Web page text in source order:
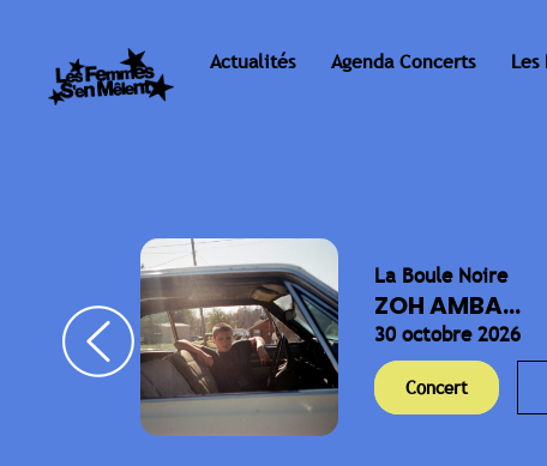
Actualités Agenda Concerts Les
La Boule Noire
ZOH AMBA...
30 octobre 2026
Concert